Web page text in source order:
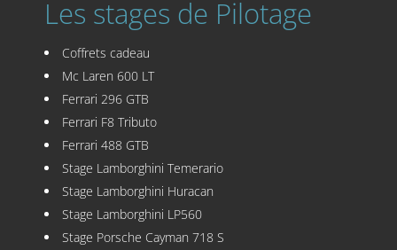
Les stages de Pilotage
Coffrets cadeau
Mc Laren 600 LT
Ferrari 296 GTB
Ferrari F8 Tributo
Ferrari 488 GTB
Stage Lamborghini Temerario
Stage Lamborghini Huracan
Stage Lamborghini LP560
Stage Porsche Cayman 718 S